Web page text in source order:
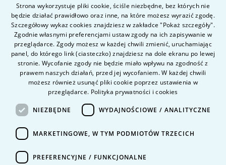
Student
Nauka i badania
Intranet
Pytania i odpowiedzi
Kontakt
Kariera na uczelni
Dane Osobowe
POLISH
ENGLISH
Strona wykorzystuje pliki cookie, ściśle niezbędne, bez których nie
będzie działać prawidłowo oraz inne, na które możesz wyrazić zgodę.
Szczegółowy wykaz cookies znajdziesz w zakładce "Pokaż szczegóły".
Zgodnie własnymi preferencjami ustaw zgody na ich zapisywanie w
przeglądarce. Zgody możesz w każdej chwili zmienić, uruchamiając
panel, do którego link (ciasteczko) znajdziesz na dole ekranu po lewej
stronie. Wycofanie zgody nie będzie miało wpływu na zgodność z
prawem naszych działań, przed jej wycofaniem. W każdej chwili
możesz również usunąć pliki cookie poprzez ustawienia w
przeglądarce. Polityka prywatności i cookies
NIEZBĘDNE WYDAJNOŚCIOWE / ANALITYCZNE
MARKETINGOWE, W TYM PODMIOTÓW TRZECICH
PREFERENCYJNE / FUNKCJONALNE